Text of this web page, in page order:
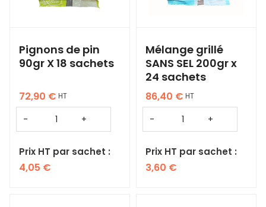
Pignons de pin
90gr X 18 sachets
72,90 € HT
Prix HT par sachet :
4,05 €
Mélange grillé
SANS SEL 200gr x
24 sachets
86,40 € HT
Prix HT par sachet :
3,60 €